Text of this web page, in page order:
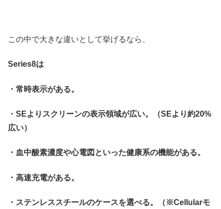
この中で大きな違いとして挙げるなら、
Series8は
・常時表示がある。
・SEよりスクリーンの表示領域が広い。（SEより約20%
広い）
・血中酸素濃度や心電図といった健康系の機能がある。
・高速充電がある。
・ステンレススチールのケースを選べる。（※Cellularモ